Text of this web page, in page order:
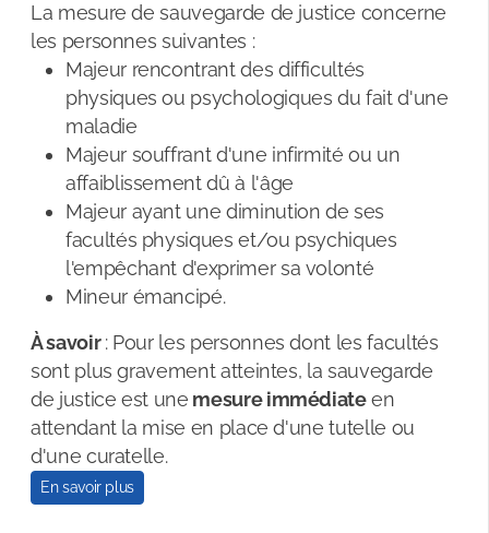
La mesure de sauvegarde de justice concerne
les personnes suivantes :
Majeur rencontrant des difficultés
physiques ou psychologiques du fait d'une
maladie
Majeur souffrant d'une infirmité ou un
affaiblissement dû à l'âge
Majeur ayant une diminution de ses
facultés physiques et/ou psychiques
l'empêchant d'exprimer sa volonté
Mineur émancipé.
À savoir: Pour les personnes dont les facultés
sont plus gravement atteintes, la sauvegarde
de justice est une mesure immédiateen
attendant la mise en place d'une tutelle ou
d'une curatelle.
En savoir plus
Protection des Majeurs
Vivre en établissement
E.H.P.A.D / Maison de retraite
Aide sociale et obligation alimentaire
Résidence Autonomie
Famille d'accueil
Vous êtes Aidant
Accueil de jour
Structures compétentes et solutions de répit
Formation, groupe de parole, atelier